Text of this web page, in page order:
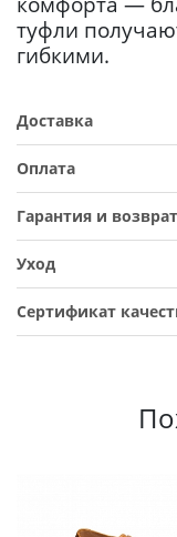
туфли
гибкими.
Доставка
Оплата
Гарантия и возврат
Уход
Сертификат